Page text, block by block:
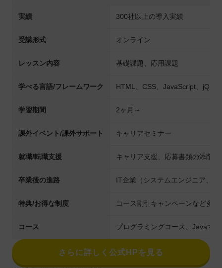
実績 300社以上の導入実績
受講形式 オンライン
レッスン内容 基礎課題、応用課題
学べる言語/フレームワーク HTML、CSS、JavaScript、
学習期間 2ヶ月～
課外イベント/課外サポート キャリアセミナー
就職/転職支援 キャリア支援、応募書類の添削
卒業後の進路 IT企業（システムエンジニア、
特典/お得な制度 コース割引キャンペーンなど多数
コース プログラミングコース、Javaマ
さらに詳しく公式HPを見る